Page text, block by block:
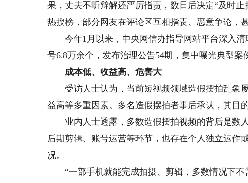
果，丈夫不听辩解还严厉指责，数日后决定“及时
热搜榜，部分网友在评论区互相指责、恶意争论，
今年1月以来，中央网信办指导网站平台深入清
号6.8万余个，发布治理公告54期，集中曝光典型案
成本低、收益高、危害大
受访人士认为，当前短视频领域造假摆拍乱象
益高等多重因素。多名造假摆拍者事后承认，其目
业内人士透露，多数造假摆拍视频的背后是数人
后期剪辑、账号运营等环节，也存在个人独立运作
况。
“一部手机就能完成拍摄、剪辑，多数情况下不